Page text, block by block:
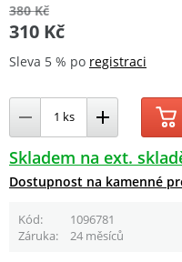
380 Kč
310 Kč
Sleva 5 % po registraci
Skladem na ext.
Dostupnost na kamenné
Kód 1096781
Záruka
24 měsíců